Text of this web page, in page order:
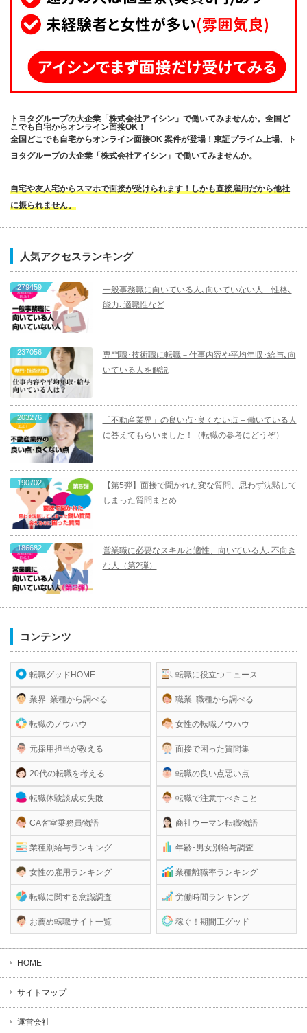
トヨタグループの大企業「株式会社アイシン」で働いてみませんか。全国ど
こでも自宅からオンライン面接OK！
全国どこでも自宅からオンライン面接OK 案件が登場！東証プライム上場、ト
ヨタグループの大企業「株式会社アイシン」で働いてみませんか。
自宅や友人宅からスマホで面接が受けられます！しかも直接雇用だから他社
に振られません。
人気アクセスランキング
279459
一般事務職に向いている人､向いていない人－性格､
能力､適職性など
237056
専門職･技術職に転職－仕事内容や平均年収･給与､向
いている人を解説
203276
「不動産業界」の良い点･良くない点 – 働いている人
に答えてもらいました！（転職の参考にどうぞ）
190702
【第5弾】面接で聞かれた変な質問、思わず沈黙して
しまった質問まとめ
186682
営業職に必要なスキルと適性、向いている人､不向き
な人（第2弾）
コンテンツ
転職グッドHOME
業界･業種から調べる
転職のノウハウ
元採用担当が教える
20代の転職を考える
転職体験談成功失敗
CA客室乗務員物語
業種別給与ランキング
女性の雇用ランキング
転職に関する意識調査
お薦め転職サイト一覧
転職に役立つニュース
職業･職種から調べる
女性の転職ノウハウ
面接で困った質問集
転職の良い点悪い点
転職で注意すべきこと
商社ウーマン転職物語
年齢･男女別給与調査
業種離職率ランキング
労働時間ランキング
稼ぐ！期間工グッド
HOME
サイトマップ
運営会社